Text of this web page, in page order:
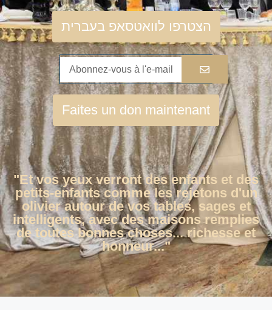
הצטרפו לוואטסאפ בעברית
Faites un don maintenant
"Et vos yeux verront des enfants et des
petits-enfants comme les rejetons d'un
olivier autour de vos tables, sages et
intelligents, avec des maisons remplies
de toutes bonnes choses... richesse et
honneur..."